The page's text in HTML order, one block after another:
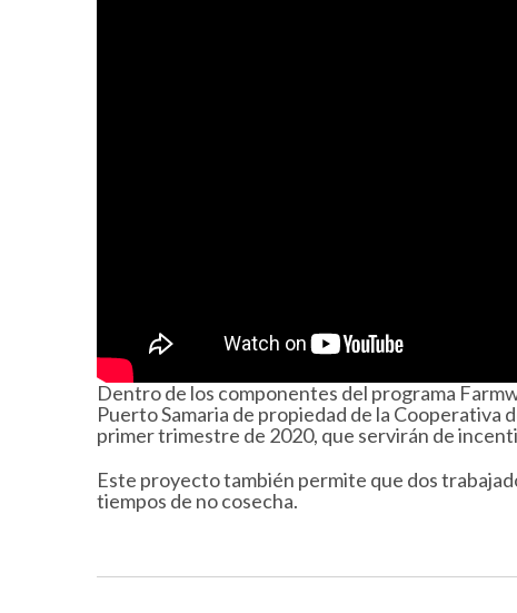
Dentro de los componentes del programa
Puerto Samaria de propiedad de la Cooperativa
primer trimestre de 2020, que servirán de
Este proyecto también permite que dos
tiempos de no cosecha.